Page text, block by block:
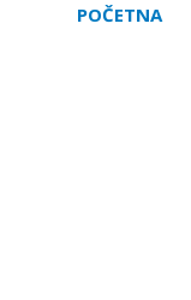
POČETNA